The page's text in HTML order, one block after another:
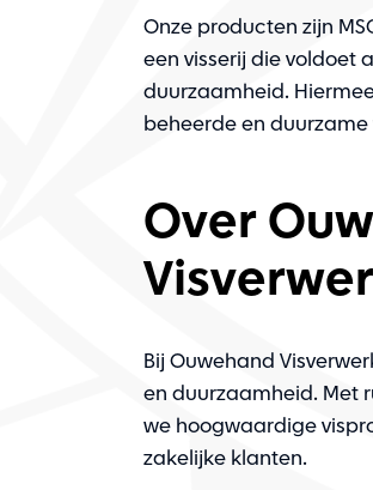
Onze producten zijn
een visserij die voldoet
duurzaamheid.
beheerde en duurzame
Over
Bij Ouwehand
en duurzaamheid. Met
we hoogwaardige
zakelijke klanten.